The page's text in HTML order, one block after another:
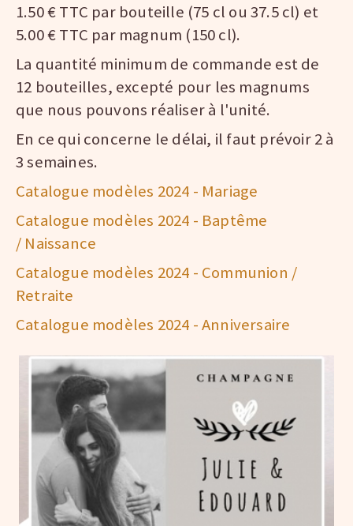
1.50 € TTC par bouteille (75 cl ou 37.5 cl) et
5.00 € TTC par magnum (150 cl).
La quantité minimum de commande est de
12 bouteilles, excepté pour les magnums
que nous pouvons réaliser à l'unité.
En ce qui concerne le délai, il faut prévoir 2 à
3 semaines.
Catalogue modèles 2024 - Mariage
Catalogue modèles 2024 - Baptême
/ Naissance
Catalogue modèles 2024 - Communion /
Retraite
Catalogue modèles 2024 - Anniversaire